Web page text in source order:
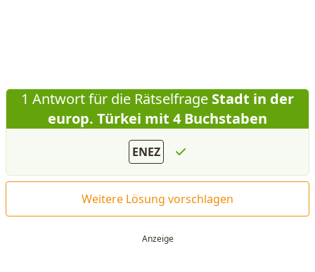
1 Antwort für die Rätselfrage Stadt in der
europ. Türkei mit 4 Buchstaben
ENEZ
Weitere Lösung vorschlagen